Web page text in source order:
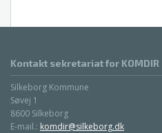
Kontakt sekretariat for KOMDIR
Silkeborg Kommune
Søvej 1
8600 Silkeborg
E-mail.: komdir@silkeborg.dk